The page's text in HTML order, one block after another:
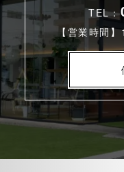
TEL：
【営業時間